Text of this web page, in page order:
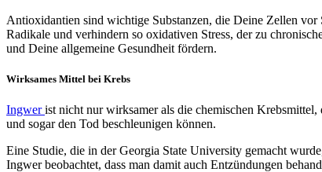
Antioxidantien sind wichtige Substanzen, die Deine Zellen
Radikale und verhindern so oxidativen Stress, der zu
und Deine allgemeine Gesundheit fördern.
Wirksames Mittel bei Krebs
Ingwerist nicht nur wirksamer als die chemischen
und sogar den Tod beschleunigen können.
Eine Studie, die in der Georgia State University gemacht
Ingwer beobachtet, dass man damit auch Entzündungen